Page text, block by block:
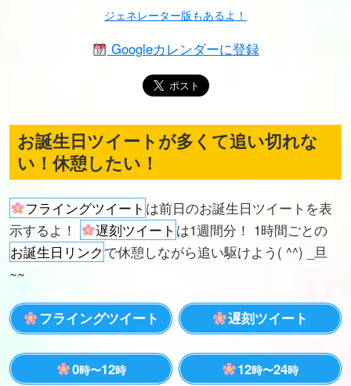
ジェネレーター版もあるよ！
Googleカレンダーに登録
お誕生日ツイートが多くて追い切れな
い！休憩したい！
フライングツイート は前日のお誕生日ツイートを表
示するよ！
遅刻ツイート は1週間分！ 1時間ごとの
お誕生日リンク で休憩しながら追い駆けよう( ^^) _旦
~~
フライングツイート 遅刻ツイート
0時〜12時 12時〜24時